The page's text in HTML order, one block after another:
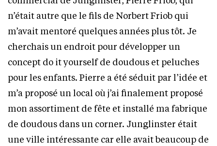
n’était autre que le fils de Norbert Friob qui
m’avait mentoré quelques années plus tôt. Je
cherchais un endroit pour développer un
concept do it yourself de doudous et peluches
pour les enfants. Pierre a été séduit par l’idée et
m’a proposé un local où j’ai finalement proposé
mon assortiment de fête et installé ma fabrique
de doudous dans un corner. Junglinster était
une ville intéressante car elle avait beaucoup de